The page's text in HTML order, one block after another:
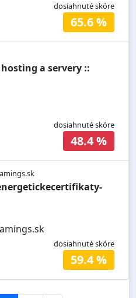
dosiahnuté skóre
65.6 %
a servery ::
dosiahnuté skóre
48.4 %
dosiahnuté skóre
59.4 %